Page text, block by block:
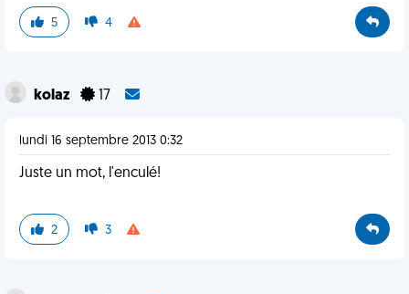
5 4
kolaz 17
lundi 16 septembre 2013 0:32
Juste un mot, l'enculé!
2 3